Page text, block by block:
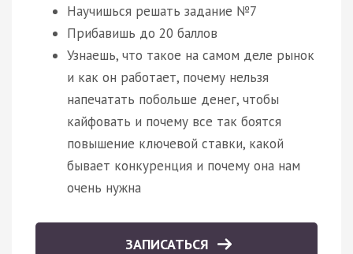
Научишься решать задание №7
Прибавишь до 20 баллов
Узнаешь, что такое на самом деле рынок
и как он работает, почему нельзя
напечатать побольше денег, чтобы
кайфовать и почему все так боятся
повышение ключевой ставки, какой
бывает конкуренция и почему она нам
очень нужна
ЗАПИСАТЬСЯ